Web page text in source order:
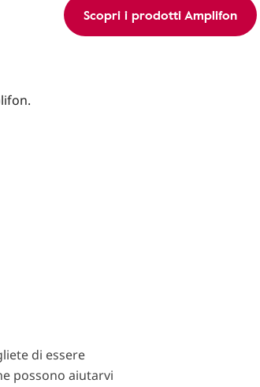
Scopri i prodotti Amplifon
di essere
possono aiutarvi